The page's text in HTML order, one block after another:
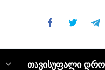
თავისუფალი დრო